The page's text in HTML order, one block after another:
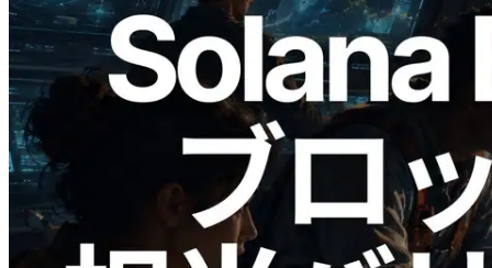
2026.05.24
Validators Solutions、Solana ブロックア
ナライザーを公開 — slot 単位のブロッ
ク生成時間と担当バリデータを視覚化